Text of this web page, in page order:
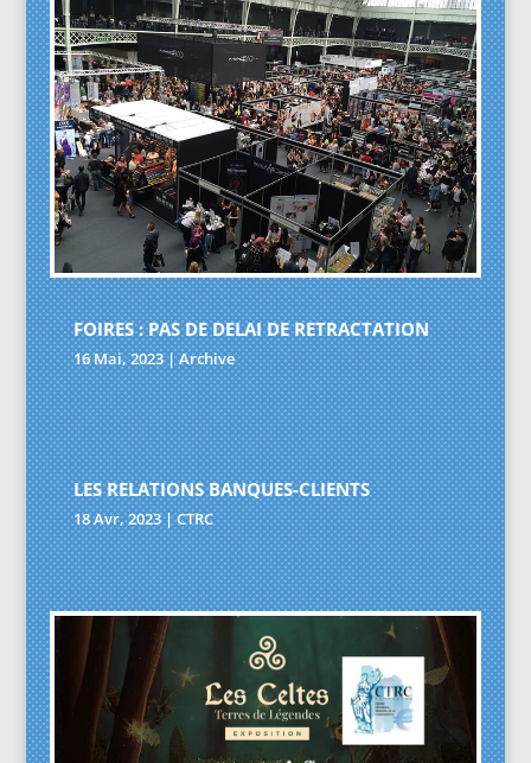
FOIRES : PAS DE DELAI DE RETRACTATION
16 Mai, 2023|Archive
LES RELATIONS BANQUES-CLIENTS
18 Avr, 2023|CTRC